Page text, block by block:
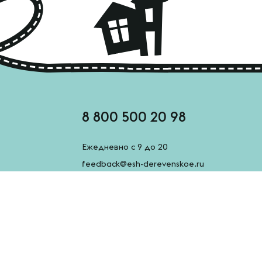
8 800 500 20 98
Ежедневно с 9 до 20
feedback@esh-derevenskoe.ru